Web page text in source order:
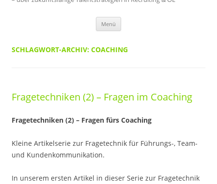
Menü
SCHLAGWORT-ARCHIV: COACHING
Fragetechniken (2) – Fragen im Coaching
Fragetechniken (2) – Fragen fürs Coaching
Kleine Artikelserie zur Fragetechnik für Führungs-, Team-
und Kundenkommunikation.
In unserem ersten Artikel in dieser Serie zur Fragetechnik